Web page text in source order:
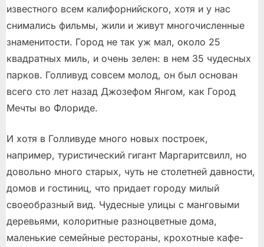
известного всем калифорнийского, хотя и у нас
снимались фильмы, жили и живут многочисленные
знаменитости. Город не так уж мал, около 25
квадратных миль, и очень зелен: в нем 35 чудесных
парков. Голливуд совсем молод, он был основан
всего сто лет назад Джозефом Янгом, как Город
Мечты во Флориде.
И хотя в Голливуде много новых построек,
например, туристический гигант Маргаритсвилл, но
довольно много старых, чуть не столетней давности,
домов и гостиниц, что придает городу милый
своеобразный вид. Чудесные улицы с манговыми
деревьями, колоритные разноцветные дома,
маленькие семейные рестораны, крохотные кафе-